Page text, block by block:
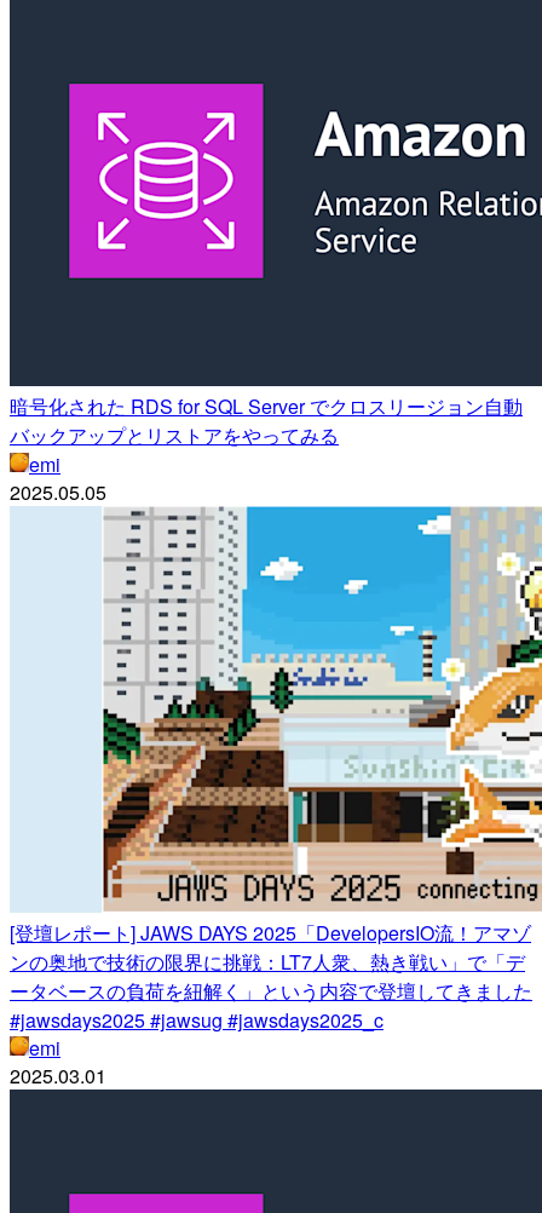
暗号化された RDS for SQL Server でクロスリージョン自動
バックアップとリストアをやってみる
emi
2025.05.05
[登壇レポート] JAWS DAYS 2025「DevelopersIO流！アマゾ
ンの奥地で技術の限界に挑戦：LT7人衆、熱き戦い」で「デ
ータベースの負荷を紐解く」という内容で登壇してきました
#jawsdays2025 #jawsug #jawsdays2025_c
emi
2025.03.01